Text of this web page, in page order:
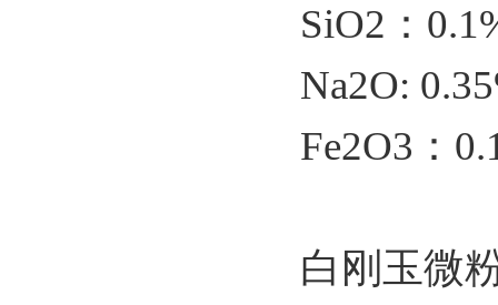
SiO2：
Na2O:
Fe2O3：
白刚玉微